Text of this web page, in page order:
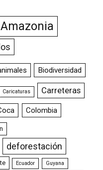
Amazonia
Biodiversidad
Caricaturas Carreteras
Colombia
deforestación
Ecuador Guyana